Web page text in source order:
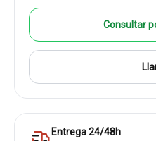
Consultar
Entrega 24/48h